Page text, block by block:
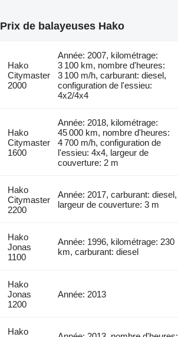
Prix de balayeuses Hako
Hako
Citymaster
2000
Année: 2007, kilométrage:
3 100 km, nombre d'heures:
3 100 m/h, carburant: diesel,
configuration de l'essieu:
4x2/4x4
Hako
Citymaster
1600
Année: 2018, kilométrage:
45 000 km, nombre d'heures:
4 700 m/h, configuration de
l'essieu: 4x4, largeur de
couverture: 2 m
Hako
Citymaster
2200
Année: 2017, carburant: diesel,
largeur de couverture: 3 m
Hako
Jonas
1100
Année: 1996, kilométrage: 230
km, carburant: diesel
Hako
Jonas
1200
Année: 2013
Hako